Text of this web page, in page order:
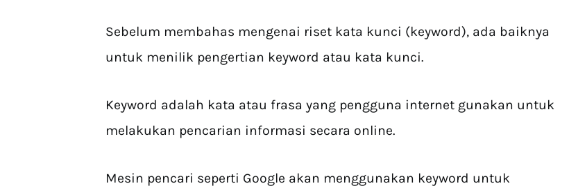
Sebelum membahas mengenai riset kata kunci (keyword), ada baiknya
untuk menilik pengertian keyword atau kata kunci.
Keyword adalah kata atau frasa yang pengguna internet gunakan untuk
melakukan pencarian informasi secara online.
Mesin pencari seperti Google akan menggunakan keyword untuk